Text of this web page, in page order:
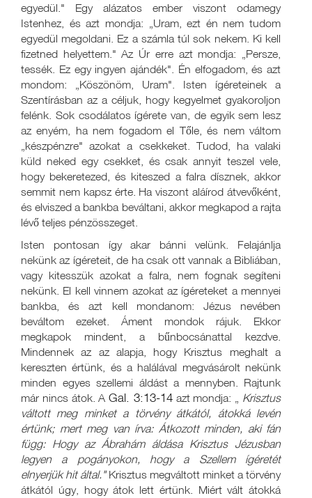
egyedül." Egy alázatos ember viszont odamegy
Istenhez, és azt mondja: „Uram, ezt én nem tudom
egyedül megoldani. Ez a számla túl sok nekem. Ki kell
fizetned helyettem." Az Úr erre azt mondja: „Persze,
tessék. Ez egy ingyen ajándék". Én elfogadom, és azt
mondom: „Köszönöm, Uram". Isten ígéreteinek a
Szentírásban az a céljuk, hogy kegyelmet gyakoroljon
felénk. Sok csodálatos ígérete van, de egyik sem lesz
az enyém, ha nem fogadom el Tőle, és nem váltom
„készpénzre" azokat a csekkeket. Tudod, ha valaki
küld neked egy csekket, és csak annyit teszel vele,
hogy bekeretezed, és kiteszed a falra dísznek, akkor
semmit nem kapsz érte. Ha viszont aláírod átvevőként,
és elviszed a bankba beváltani, akkor megkapod a rajta
lévő teljes pénzösszeget.
Isten pontosan így akar bánni velünk. Felajánlja
nekünk az ígéreteit, de ha csak ott vannak a Bibliában,
vagy kitesszük azokat a falra, nem fognak segíteni
nekünk. El kell vinnem azokat az ígéreteket a mennyei
bankba, és azt kell mondanom: Jézus nevében
beváltom ezeket. Áment mondok rájuk. Ekkor
megkapok mindent, a bűnbocsánattal kezdve.
Mindennek az az alapja, hogy Krisztus meghalt a
kereszten értünk, és a halálával megvásárolt nekünk
minden egyes szellemi áldást a mennyben. Rajtunk
már nincs átok. AGal. 3:13-14azt mondja: „ Krisztus
váltott meg minket a törvény átkától, átokká levén
értünk; mert meg van írva: Átkozott minden, aki fán
függ: Hogy az Ábrahám áldása Krisztus Jézusban
legyen a pogányokon, hogy a Szellem ígéretét
elnyerjük hit által."Krisztus megváltott minket a törvény
átkától úgy, hogy átok lett értünk. Miért vált átokká